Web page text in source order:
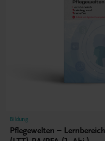
Bildung
Pflegewelten –